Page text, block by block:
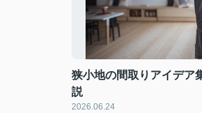
狭小地の間取りアイデア
説
2026.06.24